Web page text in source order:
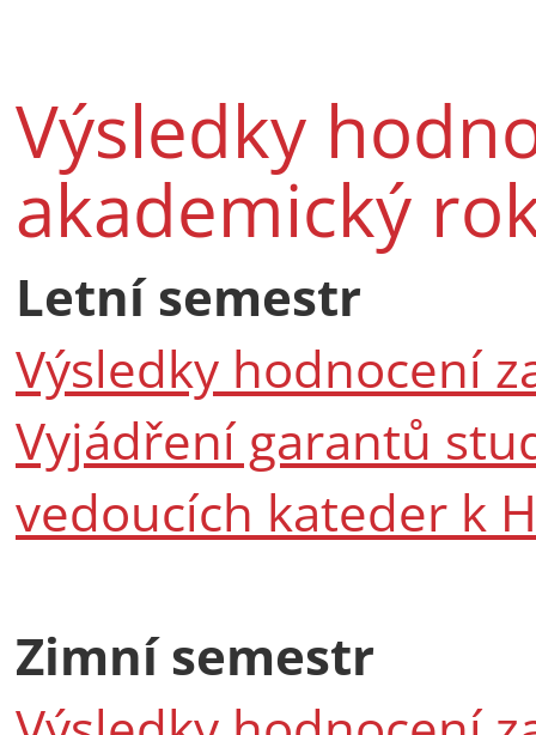
Výsledky
akademický
Letní semestr
Výsledky hodnocení
Vyjádření garantů
vedoucích kateder k
Zimní semestr